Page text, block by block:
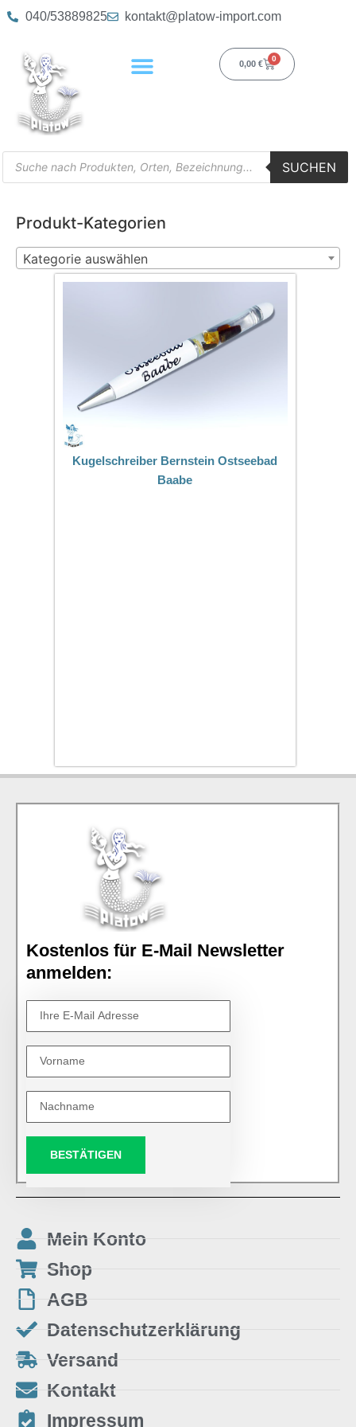
040/53889825 kontakt@platow-import.com
0,00 €
0
SUCHEN
Produkt-Kategorien
Kategorie auswählen
Kugelschreiber Bernstein Ostseebad
Baabe
Kostenlos für E-Mail Newsletter
anmelden:
BESTÄTIGEN
Mein Konto
Shop
AGB
Datenschutzerklärung
Versand
Kontakt
Impressum